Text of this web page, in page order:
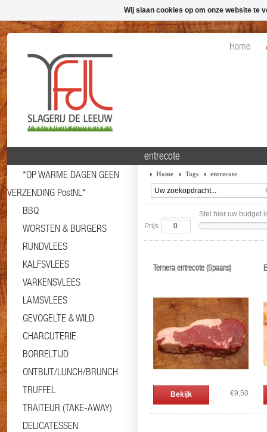
Home
*OP WARME DAGEN GEEN
VERZENDING PostNL*
BBQ
WORSTEN & BURGERS
RUNDVLEES
KALFSVLEES
VARKENSVLEES
LAMSVLEES
GEVOGELTE & WILD
CHARCUTERIE
BORRELTIJD
ONTBIJT/LUNCH/BRUNCH
TRUFFEL
TRAITEUR (TAKE-AWAY)
DELICATESSEN
entrecote
Home Tags entrecote
Stel hier uw budget
Prijs
Ternera entrecote (Spaans)
Bekijk €9,50
Wij slaan cookies op om onze website te